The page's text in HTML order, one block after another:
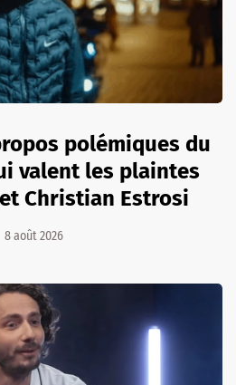
polémiques du
valent les plaintes
Christian Estrosi
8 août 2026